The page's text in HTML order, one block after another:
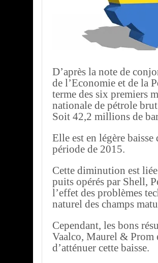
D’après la note de
de l’Economie et de la
terme des six premiers
nationale de pétrole
Soit 42,2 millions de
Elle est en légère
période de 2015.
Cette diminution est
puits opérés par Shell,
l’effet des problèmes
naturel des champs
Cependant, les bons
Vaalco, Maurel & Prom
d’atténuer cette baisse.